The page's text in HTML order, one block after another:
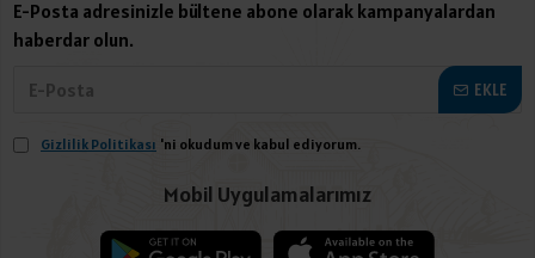
E-Posta adresinizle bültene abone olarak kampanyalardan
haberdar olun.
EKLE
Gizlilik Politikası 'ni okudum ve kabul ediyorum.
Mobil Uygulamalarımız